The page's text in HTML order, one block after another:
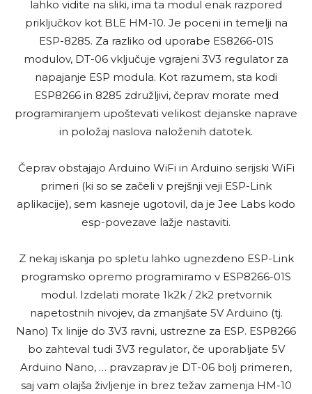
lahko vidite na sliki, ima ta modul enak razpored
priključkov kot BLE HM-10. Je poceni in temelji na
ESP-8285. Za razliko od uporabe ES8266-01S
modulov, DT-06 vključuje vgrajeni 3V3 regulator za
napajanje ESP modula. Kot razumem, sta kodi
ESP8266 in 8285 združljivi, čeprav morate med
programiranjem upoštevati velikost dejanske naprave
in položaj naslova naloženih datotek.
Čeprav obstajajo Arduino WiFi in Arduino serijski WiFi
primeri (ki so se začeli v prejšnji veji ESP-Link
aplikacije), sem kasneje ugotovil, da je Jee Labs kodo
esp-povezave lažje nastaviti.
Z nekaj iskanja po spletu lahko ugnezdeno ESP-Link
programsko opremo programiramo v ESP8266-01S
modul. Izdelati morate 1k2k / 2k2 pretvornik
napetostnih nivojev, da zmanjšate 5V Arduino (tj.
Nano) Tx linije do 3V3 ravni, ustrezne za ESP. ESP8266
bo zahteval tudi 3V3 regulator, če uporabljate 5V
Arduino Nano, … pravzaprav je DT-06 bolj primeren,
saj vam olajša življenje in brez težav zamenja HM-10